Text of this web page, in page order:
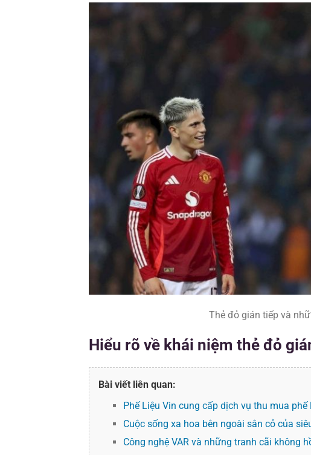
Thẻ đỏ gián tiếp và
Hiểu rõ về khái niệm thẻ đỏ
Bài viết liên quan:
Phế Liệu Vin cung cấp dịch vụ thu mua phế
Cuộc sống xa hoa bên ngoài sân cỏ của
Công nghệ VAR và những tranh cãi không